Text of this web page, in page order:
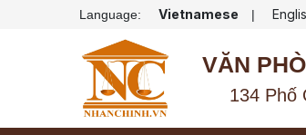
Language: Vietnamese |
VĂN
134 Phố